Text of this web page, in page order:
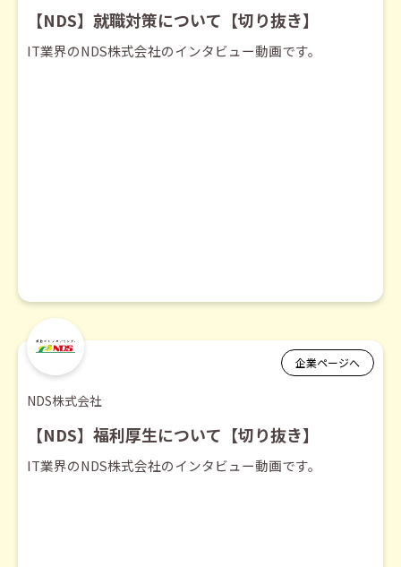
【NDS】就職対策について【切り抜き】
IT業界のNDS株式会社のインタビュー動画です。
企業ページへ
NDS株式会社
【NDS】福利厚生について【切り抜き】
IT業界のNDS株式会社のインタビュー動画です。